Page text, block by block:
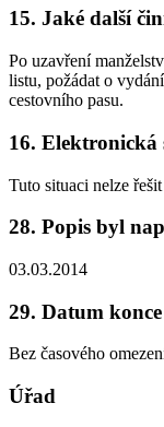
15. Jaké další
Po uzavření
listu, požádat o
cestovního pasu.
16. Elektronická
Tuto situaci nelze
28. Popis byl
03.03.2014
29. Datum
Bez časového
Úřad